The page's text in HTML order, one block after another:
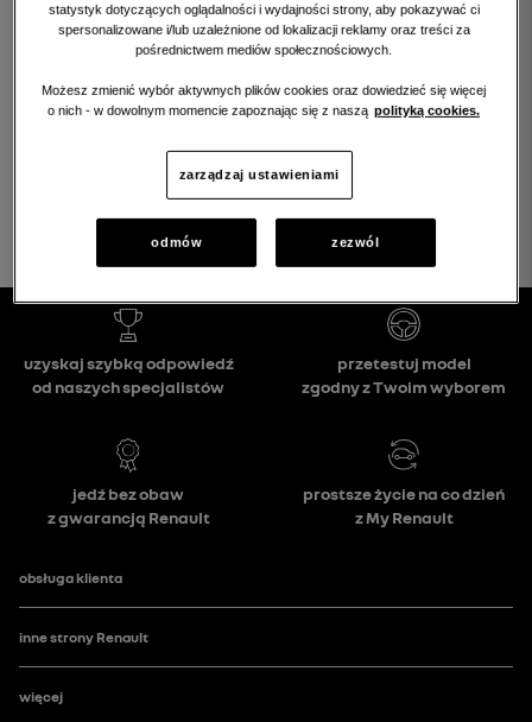
Niestety, wybrany dealer nie ma
obecnie żadnych ofert w tej kategorii.
Wróć na stronę główną.
wróć na stronę główną
statystyk dotyczących oglądalności i wydajności strony, aby pokazywać ci
spersonalizowane i/lub uzależnione od lokalizacji reklamy oraz treści za
pośrednictwem mediów społecznościowych.
Możesz zmienić wybór aktywnych plików cookies oraz dowiedzieć się więcej
o nich - w dowolnym momencie zapoznając się z naszą polityką cookies.
zarządzaj ustawieniami
odmów zezwól